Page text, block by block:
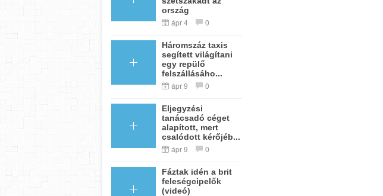
ország
ápr 4 0
Háromszáz taxis
segített világítani
egy repülő
felszállásáho...
ápr 9 0
Eljegyzési
tanácsadó céget
alapított, mert
csalódott kérőjéb...
ápr 9 0
Fáztak idén a brit
feleségcipelők
(videó)